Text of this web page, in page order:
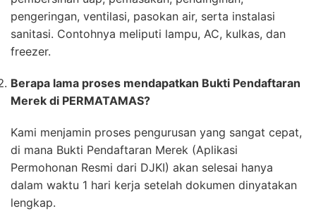
pengeringan, ventilasi, pasokan air, serta instalasi
sanitasi. Contohnya meliputi lampu, AC, kulkas, dan
freezer.
Berapa lama proses mendapatkan Bukti Pendaftaran
Merek di PERMATAMAS?
Kami menjamin proses pengurusan yang sangat cepat,
di mana Bukti Pendaftaran Merek (Aplikasi
Permohonan Resmi dari DJKI) akan selesai hanya
dalam waktu 1 hari kerja setelah dokumen dinyatakan
lengkap.